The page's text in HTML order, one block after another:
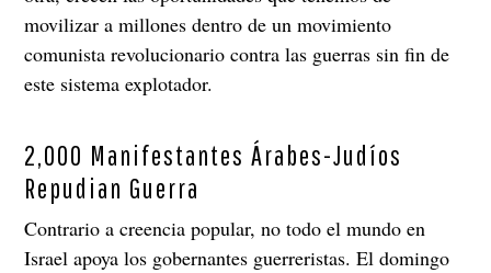
movilizar a millones dentro de un movimiento
comunista revolucionario contra las guerras sin fin de
este sistema explotador.
2,000 Manifestantes Árabes-Judíos
Repudian Guerra
Contrario a creencia popular, no todo el mundo en
Israel apoya los gobernantes guerreristas. El domingo